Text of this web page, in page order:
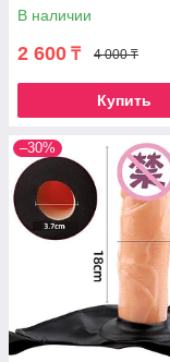
В наличии
2 600 ₸ 4 000 ₸
Купить
–30%